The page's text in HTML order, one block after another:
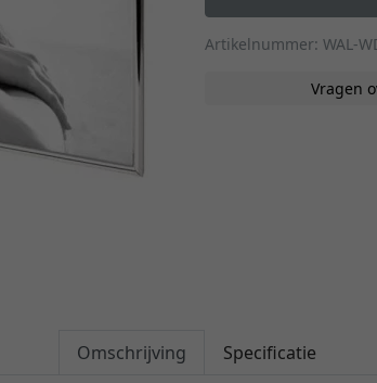
Artikelnummer: WAL-
Vragen
Omschrijving Specificatie